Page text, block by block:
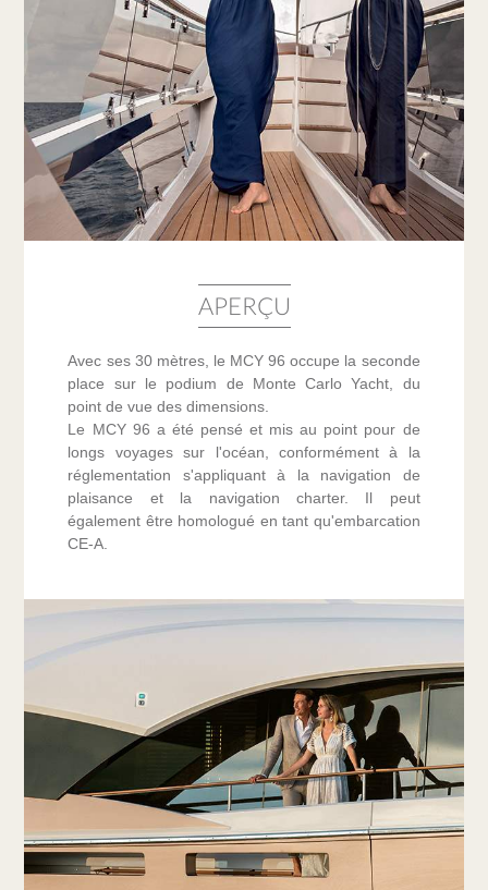
APERÇU
Avec ses 30 mètres, le MCY 96 occupe la seconde
place sur le podium de Monte Carlo Yacht, du
point de vue des dimensions.
Le MCY 96 a été pensé et mis au point pour de
longs voyages sur l'océan, conformément à la
réglementation s'appliquant à la navigation de
plaisance et la navigation charter. Il peut
également être homologué en tant qu'embarcation
CE-A.